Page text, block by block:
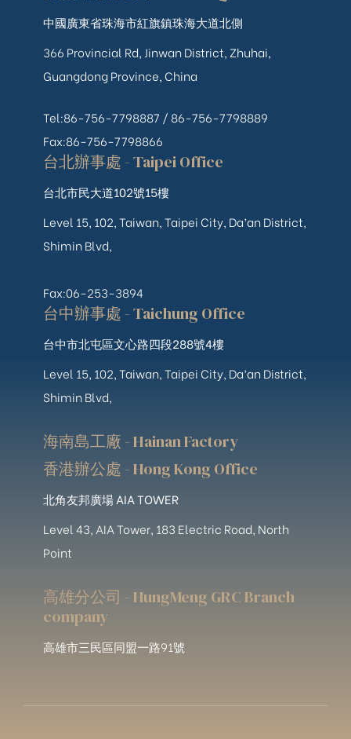
中國廣東省珠海市紅旗鎮珠海大道北側
366 Provincial Rd, Jinwan District, Zhuhai,
Guangdong Province, China
Tel:86-756-7798887 / 86-756-7798889
Fax:86-756-7798866
台北辦事處 - Taipei Office
台北市民大道102號15樓
Level 15, 102, Taiwan, Taipei City, Da’an District,
Shimin Blvd,
Fax:06-253-3894
台中辦事處 - Taichung Office
台中市北屯區文心路四段288號4樓
Level 15, 102, Taiwan, Taipei City, Da’an District,
Shimin Blvd,
海南島工廠 - Hainan Factory
香港辦公處 - Hong Kong Office
北角友邦廣場 AIA TOWER
Level 43, AIA Tower, 183 Electric Road, North
Point
高雄分公司 - HungMeng GRC Branch
company
高雄市三民區同盟一路91號